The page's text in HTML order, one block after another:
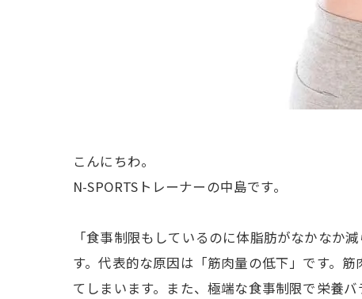
こんにちわ。
N-SPORTSトレーナーの中島です。
「食事制限もしているのに体脂肪がなかなか
す。代表的な原因は「筋肉量の低下」です。
てしまいます。また、極端な食事制限で栄養